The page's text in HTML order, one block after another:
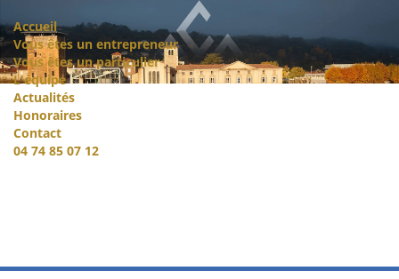
Accueil
Vous êtes un entrepreneur
Vous êtes un particulier
L'équipe
Actualités
Honoraires
Contact
04 74 85 07 12